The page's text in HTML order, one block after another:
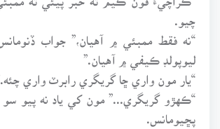
“نه فقط ممبئي ۾ آهيان،” جواب
ليوپولڊ ڪيفي ۾ آهيان.”
“يار مون واري ڇا گريگري رابرٽ واري
“ڪهڙو گريگري...” مون کي ياد نه پيو سو
پڇيومانس.